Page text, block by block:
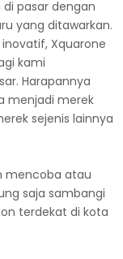
pasar dengan
yang ditawarkan.
Xquarone
kami
Harapannya
menjadi merek
sejenis lainnya
mencoba atau
saja sambangi
terdekat di kota